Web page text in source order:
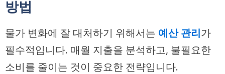
방법
물가 변화에 잘 대처하기 위해서는 예산 관리가
필수적입니다. 매월 지출을 분석하고, 불필요한
소비를 줄이는 것이 중요한 전략입니다.